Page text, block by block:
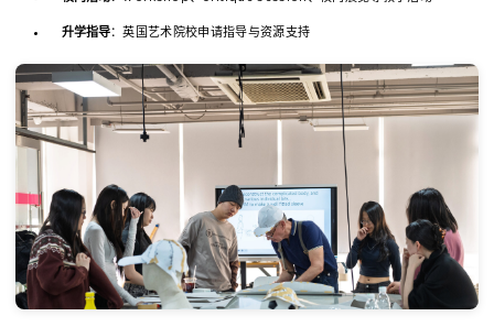
升学指导：英国艺术院校申请指导与资源支持